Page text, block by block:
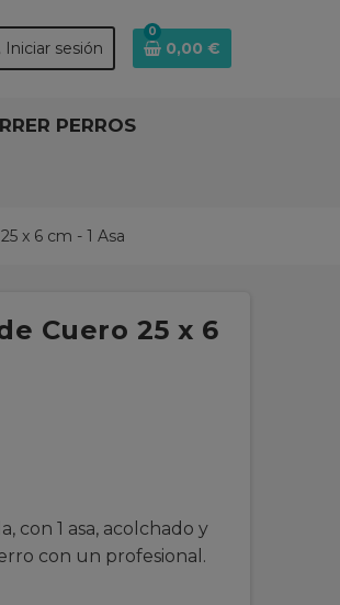
Iniciar sesión
0
0,00 €
PERROS
x 6 cm - 1 Asa
Cuero 25 x 6
con 1 asa, acolchado y
con un profesional.